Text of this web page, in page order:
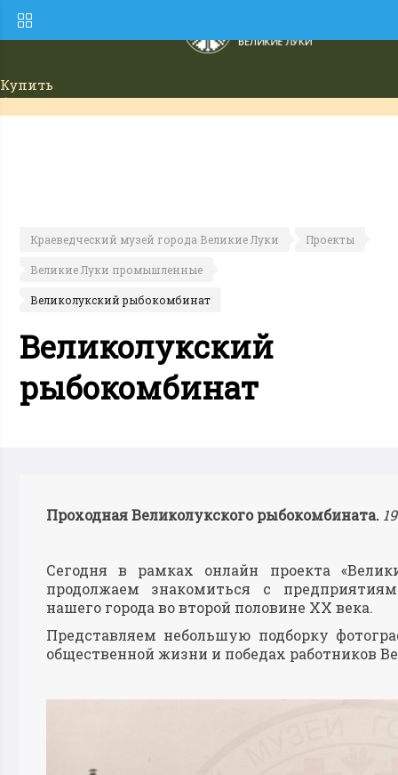
Купить
билет
Краеведческий музей города Великие Луки Проекты
Великие Луки промышленные
Великолукский рыбокомбинат
Великолукский
рыбокомбинат
Проходная Великолукского рыбокомбината.
Сегодня в рамках онлайн проекта
продолжаем знакомиться с
нашего города во второй половине ХХ века.
Представляем небольшую подборку
общественной жизни и победах работников